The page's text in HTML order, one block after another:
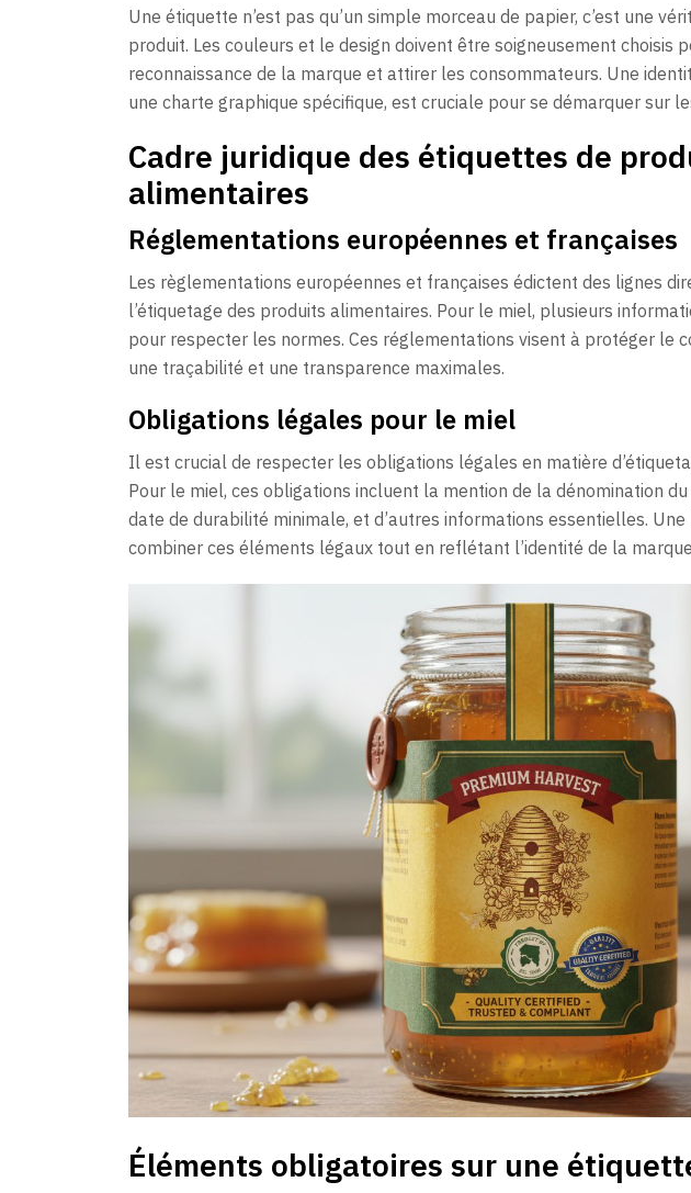
Une étiquette n’est pas qu’un simple morceau de papier, c’est une
produit. Les couleurs et le design doivent être soigneusement choisis
reconnaissance de la marque et attirer les consommateurs. Une
une charte graphique spécifique, est cruciale pour se démarquer sur
Cadre juridique des étiquettes de
alimentaires
Réglementations européennes et françaises
Les règlementations européennes et françaises édictent des lignes
l’étiquetage des produits alimentaires. Pour le miel, plusieurs
pour respecter les normes. Ces réglementations visent à protéger le
une traçabilité et une transparence maximales.
Obligations légales pour le miel
Il est crucial de respecter les obligations légales en matière
Pour le miel, ces obligations incluent la mention de la dénomination
date de durabilité minimale, et d’autres informations essentielles.
combiner ces éléments légaux tout en reflétant l’identité de la
Éléments obligatoires sur une